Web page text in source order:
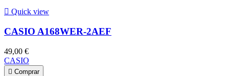
 Quick view
CASIO A168WER-2AEF
49,00 €
CASIO
 Comprar